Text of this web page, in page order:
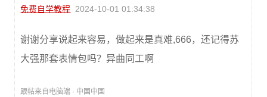
免费自学教程 2024-10-01 01:34:38
谢谢分享说起来容易，做起来是真难,666，还记得苏
大强那套表情包吗？异曲同工啊
跟帖来自电脑端 · 中国中国